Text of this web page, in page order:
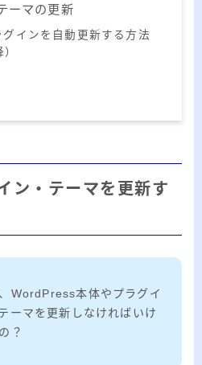
ーマの更新
グインを自動更新する方法
ン・テーマを更新す
WordPress本体やプラグイ
ーマを更新しなければいけ
？